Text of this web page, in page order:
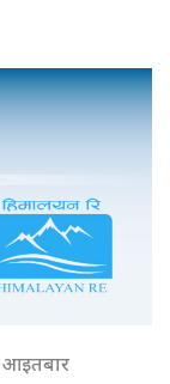
आइतबार